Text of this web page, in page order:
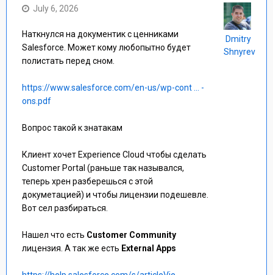
July 6, 2026
Наткнулся на документик с ценниками
Salesforce. Может кому любопытно будет
полистать перед сном.
https://www.salesforce.com/en-us/wp-cont ... -
ons.pdf
Вопрос такой к знатакам
Клиент хочет Experience Cloud чтобы сделать
Customer Portal (раньше так назывался,
теперь хрен разберешься с этой
докуметацией) и чтобы лицензии подешевле.
Вот сел разбираться.
Нашел что есть Customer Community
лицензия. А так же есть External Apps
Dmitry
Shnyrev